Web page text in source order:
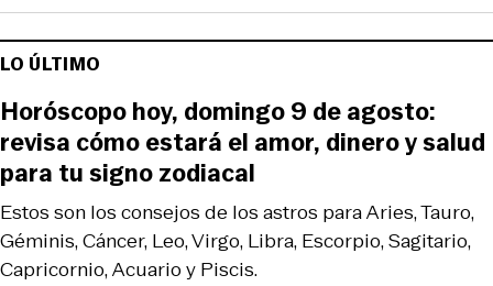
LO ÚLTIMO
Estos son los consejos de los astros para Aries, Tauro,
Géminis, Cáncer, Leo, Virgo, Libra, Escorpio, Sagitario,
Capricornio, Acuario y Piscis.
Horóscopo hoy, domingo 9 de agosto:
revisa cómo estará el amor, dinero y salud
para tu signo zodiacal